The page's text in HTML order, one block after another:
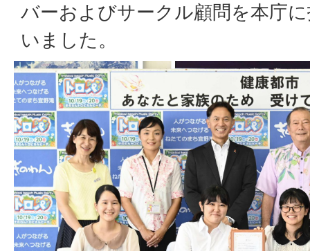
バーおよびサークル顧問を本庁
いました。